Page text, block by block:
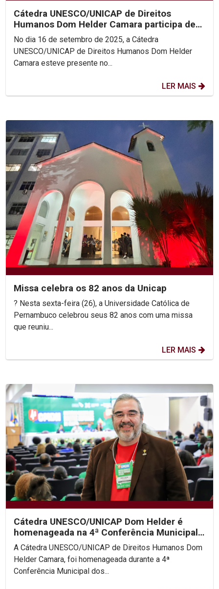
Cátedra UNESCO/UNICAP de Direitos
Humanos Dom Helder Camara participa de
Encontro Nacional das...
No dia 16 de setembro de 2025, a Cátedra
UNESCO/UNICAP de Direitos Humanos Dom Helder
Camara esteve presente no...
LER MAIS
Missa celebra os 82 anos da Unicap
? Nesta sexta-feira (26), a Universidade Católica de
Pernambuco celebrou seus 82 anos com uma missa
que reuniu...
LER MAIS
Cátedra UNESCO/UNICAP Dom Helder é
homenageada na 4ª Conferência Municipal
de Direitos Humanos do...
A Cátedra UNESCO/UNICAP de Direitos Humanos Dom
Helder Camara, foi homenageada durante a 4ª
Conferência Municipal dos...